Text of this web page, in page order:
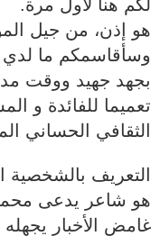
لكم هنا لأول مرة.
هو إذن، من جيل
وسأقاسمكم ما
بجهد جهيد ووقت
تعميما للفائدة و
الثقافي الحساني
التعريف بالشخصية
هو شاعر يدعى
غامض الأخبار